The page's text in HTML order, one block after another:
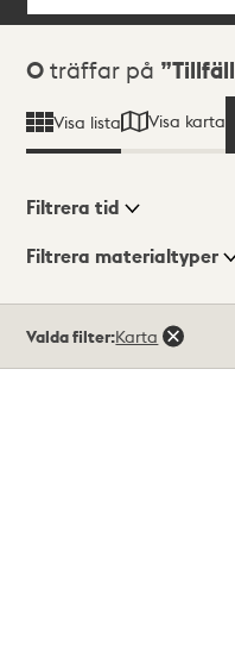
Sökresultat
0 träffar på
Visa lista Visa karta
Visningsläge
Filtrera tid
Filtrera materialtyper
träffar
Valda filter:Karta